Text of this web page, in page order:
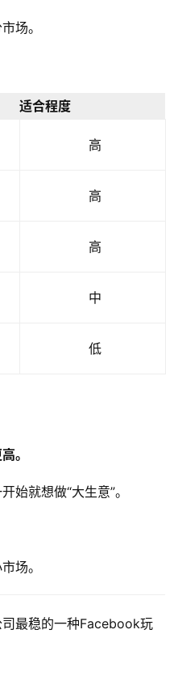
场。
适合程度
高
高
高
中
低
。
始就想做“大生意”。
场。
最稳的一种Facebook玩